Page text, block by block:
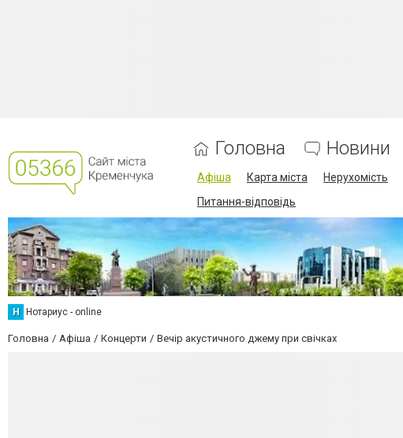
Головна Новини
Афіша Карта міста Нерухомість
Питання-відповідь
Н Нотариус - online
Головна Афіша Концерти Вечір акустичного джему при свічках